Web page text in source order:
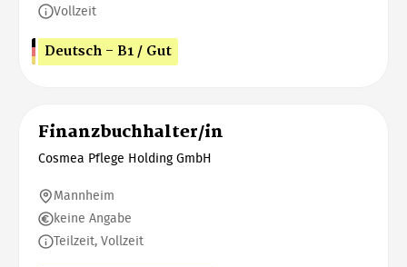
Vollzeit
Deutsch - B1 / Gut
Finanzbuchhalter/in
Cosmea Pflege Holding GmbH
Mannheim
keine Angabe
Teilzeit, Vollzeit